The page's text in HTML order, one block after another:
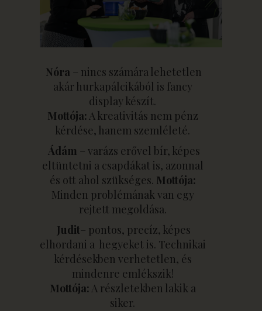
Nóra – nincs számára lehetetlen
akár hurkapálcikából is fancy
display készít.
Mottója:A kreativitás nem pénz
kérdése, hanem szemléleté.
Ádám – varázs erővel bír, képes
eltüntetni a csapdákat is, azonnal
és ott ahol szükséges. Mottója:
Minden problémának van egy
rejtett megoldása.
Judit– pontos, precíz, képes
elhordani a hegyeket is. Technikai
kérdésekben verhetetlen, és
mindenre emlékszik!
Mottója:A részletekben lakik a
siker.